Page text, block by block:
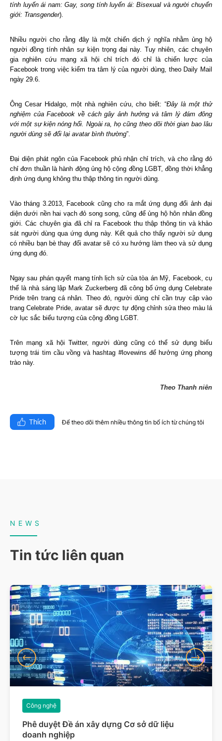
tính luyến ái nam: Gay, song tính luyến ái: Bisexual và người chuyển
giới: Transgender).
Nhiều người cho rằng đây là một chiến dịch ý nghĩa nhằm ủng hộ
người đồng tính nhân sự kiện trọng đại này. Tuy nhiên, các chuyên
gia nghiên cứu mạng xã hội chỉ trích đó chỉ là chiến lược của
Facebook trong việc kiểm tra tâm lý của người dùng, theo Daily Mail
ngày 29.6.
Ông Cesar Hidalgo, một nhà nghiên cứu, cho biết: “Đây là một thử
nghiệm của Facebook về cách gây ảnh hưởng và tâm lý đám đông
với một sự kiện nóng hổi. Ngoài ra, họ cũng theo dõi thời gian bao lâu
người dùng sẽ đổi lại avatar bình thường”.
Đại diện phát ngôn của Facebook phủ nhận chỉ trích, và cho rằng đó
chỉ đơn thuần là hành động ủng hộ cộng đồng LGBT, đồng thời khẳng
định ứng dụng không thu thập thông tin người dùng.
Vào tháng 3.2013, Facebook cũng cho ra mắt ứng dụng đổi ảnh đại
diện dưới nền hai vạch đỏ song song, cũng để ủng hộ hôn nhân đồng
giới. Các chuyên gia đã chỉ ra Facebook thu thập thông tin và khảo
sát người dùng qua ứng dụng này. Kết quả cho thấy người sử dụng
có nhiều bạn bè thay đổi avatar sẽ có xu hướng làm theo và sử dụng
ứng dụng đó.
Ngay sau phán quyết mang tính lịch sử của tòa án Mỹ, Facebook, cụ
thể là nhà sáng lập Mark Zuckerberg đã công bố ứng dụng Celebrate
Pride trên trang cá nhân. Theo đó, người dùng chỉ cần truy cập vào
trang Celebrate Pride, avatar sẽ được tự động chỉnh sửa theo màu lá
cờ lục sắc biểu tượng của cộng đồng LGBT.
Trên mạng xã hội Twitter, người dùng cũng có thể sử dụng biểu
tượng trái tim cầu vồng và hashtag #lovewins để hưởng ứng phong
trào này.
Theo Thanh niên
Thích Để theo dõi thêm nhiều thông tin bổ ích từ chúng tôi​
NEWS
Tin tức liên quan
Phê duyệt Đề án xây dựng Cơ sở dữ liệu
doanh nghiệp
Công nghệ